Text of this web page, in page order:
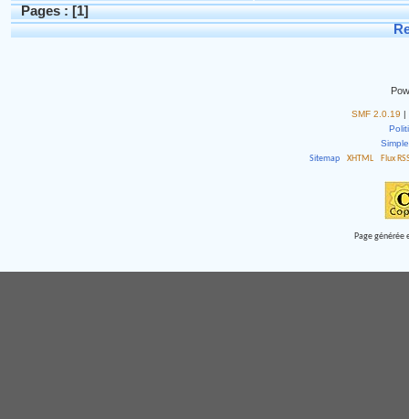
Pages : [1]
SMF 2.0.19 |
Sitemap
XHTML Flux
Page générée